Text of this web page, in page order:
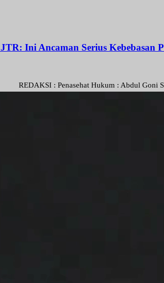
Ini Ancaman Serius Kebebasan
: Penasehat Hukum : Abdul Goni SH., MH